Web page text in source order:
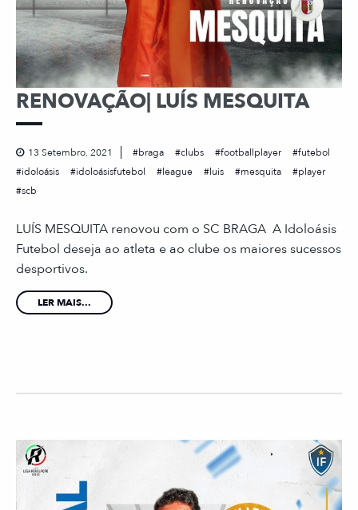
RENOVAÇÃO| LUÍS MESQUITA
13 Setembro, 2021 braga clubs footballplayer
futebol
idoloásis
idoloásisfutebol league luis mesquita
player
scb
LUÍS MESQUITA renovou com o SC BRAGA A Idoloásis
Futebol deseja ao atleta e ao clube os maiores sucessos
desportivos.
LER MAIS...